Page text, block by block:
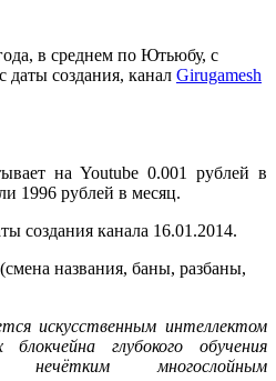
в среднем по Ютьюбу, с
даты создания, канал Girugamesh
на Youtube 0.001 рублей в
1996 рублей в месяц.
создания канала 16.01.2014.
(смена названия, баны, разбаны,
искусственным интеллектом
глубокого обучения
нечётким многослойным